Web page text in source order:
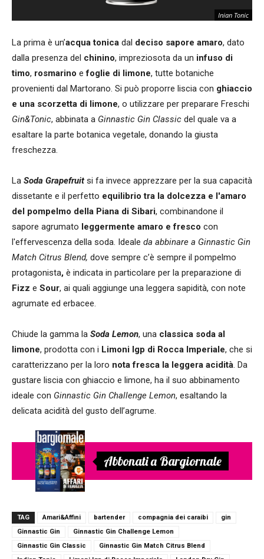
Inian Tonic
La prima è un’acqua tonica dal deciso sapore amaro, dato
dalla presenza del chinino, impreziosota da un infuso di
timo, rosmarino efoglie di limone, tutte botaniche
provenienti dal Martorano. Si può proporre liscia con ghiaccio
e una scorzetta di limone, o utilizzare per preparare Freschi
Gin&Tonic, abbinata a Ginnastic Gin Classic del quale va a
esaltare la parte botanica vegetale, donando la giusta
freschezza.
La Soda Grapefruit si fa invece apprezzare per la sua capacità
dissetante e il perfetto equilibrio tra la dolcezza e l'amaro
del pompelmo della Piana di Sibari, combinandone il
sapore agrumato leggermente amaro e fresco con
l'effervescenza della soda. Ideale da abbinare a Ginnastic Gin
Match Citrus Blend, dove sempre c’è sempre il pompelmo
protagonista, è indicata in particolare per la preparazione di
Fizz e Sour, ai quali aggiunge una leggera sapidità, con note
agrumate ed erbacee.
Chiude la gamma la Soda Lemon, una classica soda al
limone, prodotta con i Limoni Igp di Rocca Imperiale, che si
caratterizzano per la loro nota fresca la leggera acidità. Da
gustare liscia con ghiaccio e limone, ha il suo abbinamento
ideale con Ginnastic Gin Challenge Lemon, esaltando la
delicata acidità del gusto dell’agrume.
Abbonati a Bargiornale
TAG Amari&Affini bartender compagnia dei caraibi
gin
Ginnastic Gin
Ginnastic Gin Challenge Lemon
Ginnastic Gin Classic
Ginnastic Gin Match Citrus Blend